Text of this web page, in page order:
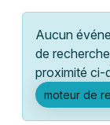
Foires &
Lyon
Marseille
Mulhouse
Montpellier
Aucun
de
proximité ci-
moteur de